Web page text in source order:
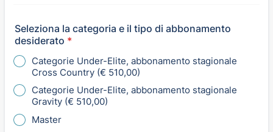
Seleziona la categoria e il tipo di abbonamento
desiderato *
Categorie Under-Elite, abbonamento stagionale
Cross Country (€ 510,00)
Categorie Under-Elite, abbonamento stagionale
Gravity (€ 510,00)
Master